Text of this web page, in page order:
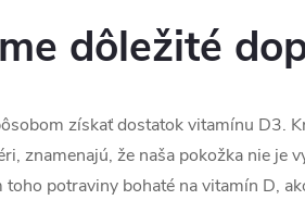
dôležité
získať dostatok vitamínu D3.
znamenajú, že naša pokožka nie
potraviny bohaté na vitamín D,